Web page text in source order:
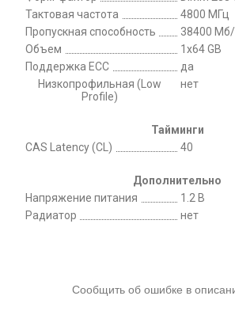
Тактовая частота
4800 МГц
Пропускная способность
38400
Объем
1х64 GB
Поддержка ECC
да
Низкопрофильная (Low
Profile)
нет
Тайминги
CAS Latency (CL)
40
Дополнительно
Напряжение питания
1.2 В
Радиатор
нет
Сообщить об ошибке в